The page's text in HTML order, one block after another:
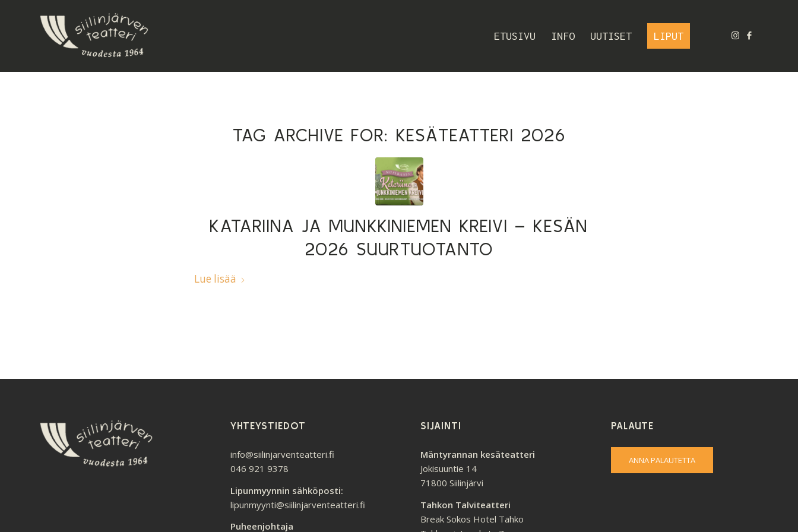
ETUSIVU INFO UUTISET LIPUT
TAG ARCHIVE FOR: KESÄTEATTERI 2026
KATARIINA JA MUNKKINIEMEN KREIVI – KESÄN
2026 SUURTUOTANTO
Lue lisää
YHTEYSTIEDOT
info@siilinjarventeatteri.fi
046 921 9378
Lipunmyynnin sähköposti:
lipunmyynti@siilinjarventeatteri.fi
Puheenjohtaja
SIJAINTI
Mäntyrannan kesäteatteri
Jokisuuntie 14
71800 Siilinjärvi
Tahkon Talviteatteri
Break Sokos Hotel Tahko
PALAUTE
ANNA PALAUTETTA